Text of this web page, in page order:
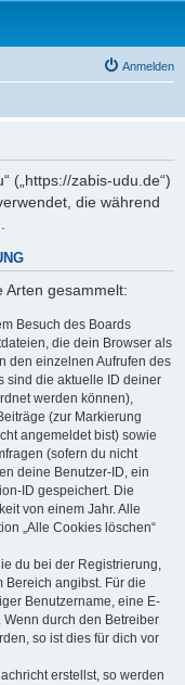
Anmelden
(„https://zabis-udu.de“)
die während
Arten gesammelt:
Besuch des Boards
die dein Browser als
den einzelnen Aufrufen des
sind die aktuelle ID deiner
werden können),
(zur Markierung
angemeldet bist) sowie
(sofern du nicht
deine Benutzer-ID, ein
ID gespeichert. Die
von einem Jahr. Alle
„Alle Cookies löschen“
du bei der Registrierung,
angibst. Für die
Benutzername, eine E-
durch den Betreiber
so ist dies für dich vor
erstellst, so werden